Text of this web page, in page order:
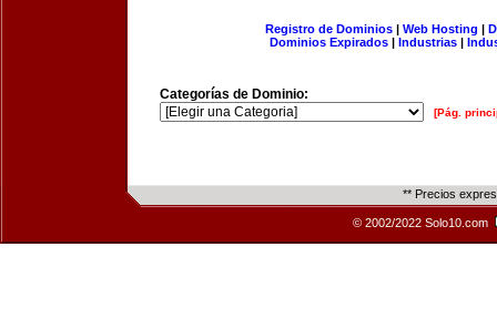
Registro de Dominios| Web Hosting |
Dominios Expirados | Industrias |
Categorías de Dominio:
[Pág.
** Precios
© 2002/2022 Solo10.com